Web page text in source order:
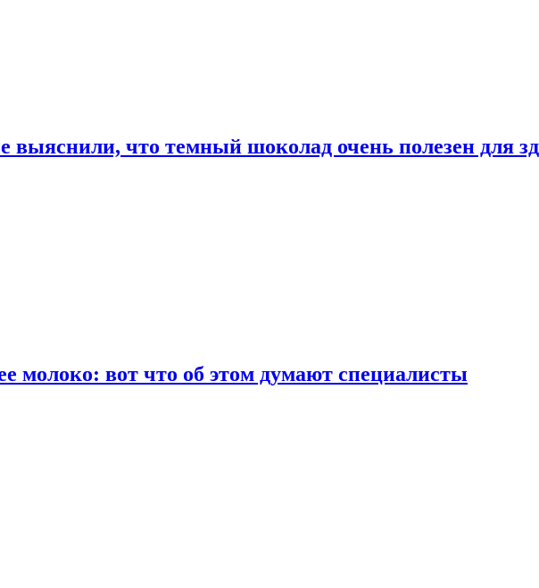
выяснили, что темный шоколад очень полезен для
молоко: вот что об этом думают специалисты